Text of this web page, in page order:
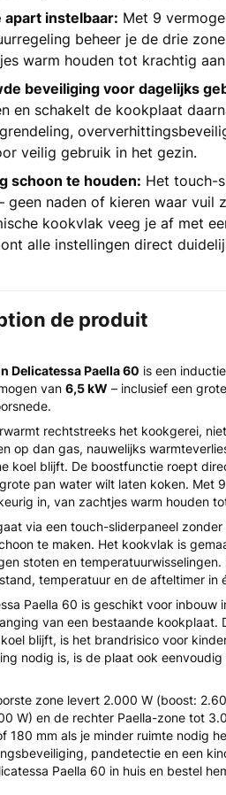
apart instelbaar: Met 9
beheer je de drie
warm houden tot krachtig
beveiliging voor dagelijks
en schakelt de kookplaat
veilig gebruik in het gezin.
schoon te houden: Het touch-
geen naden of kieren waar vuil
kookvlak veeg je af met
alle instellingen direct
de produit
Delicatessa Paella 60 is een
van 6,5 kW – inclusief een
rechtstreeks het kookgerei,
op dan gas, nauwelijks
koel blijft. De boostfunctie roept
pan water wilt laten koken. Met
in, van zachtjes warm houden
via een touch-sliderpaneel
te maken. Het kookvlak is
stoten en
temperatuur en de afteltimer in
Paella 60 is geschikt voor
van een bestaande kookplaat.
blijft, is het brandrisico voor
nodig is, is de plaat ook
zone levert 2.000 W (boost:
W) en de rechter Paella-zone tot
180 mm als je minder ruimte nodig
pandetectie en een
Paella 60 in huis en bestel